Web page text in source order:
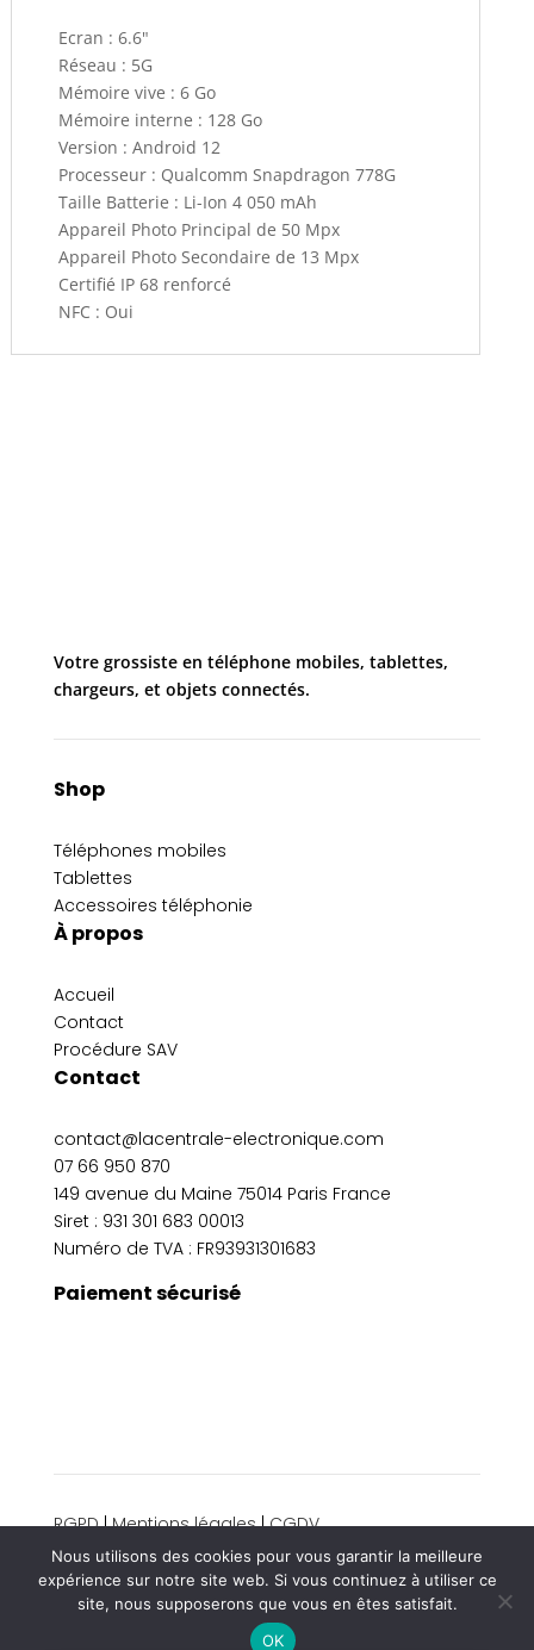
Ecran : 6.6"
Réseau : 5G
Mémoire vive : 6 Go
Mémoire interne : 128 Go
Version : Android 12
Processeur : Qualcomm Snapdragon 778G
Taille Batterie : Li-Ion 4 050 mAh
Appareil Photo Principal de 50 Mpx
Appareil Photo Secondaire de 13 Mpx
Certifié IP 68 renforcé
NFC : Oui
Votre grossiste en téléphone mobiles, tablettes,
chargeurs, et objets connectés.
Shop
Téléphones mobiles
Tablettes
Accessoires téléphonie
À propos
Accueil
Contact
Procédure SAV
Contact
contact@lacentrale-electronique.com
07 66 950 870
149 avenue du Maine 75014 Paris France
Siret : 931 301 683 00013
Numéro de TVA : FR93931301683
Paiement sécurisé
RGPD|Mentions légales|CGDV
© 2024 La centrale électronique. Tous droits
réservés.
Nous utilisons des cookies pour vous garantir la meilleure
expérience sur notre site web. Si vous continuez à utiliser ce
site, nous supposerons que vous en êtes satisfait.
OK